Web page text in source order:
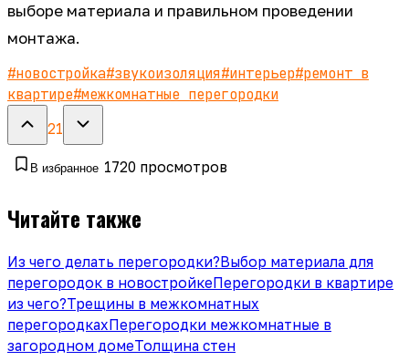
выборе материала и правильном проведении
монтажа.
#новостройка#звукоизоляция#интерьер#ремонт в
квартире#межкомнатные перегородки
21
В избранное 1720 просмотров
Читайте также
Из чего делать перегородки?Выбор материала для
перегородок в новостройкеПерегородки в квартире
из чего?Трещины в межкомнатных
перегородкахПерегородки межкомнатные в
загородном домеТолщина стен